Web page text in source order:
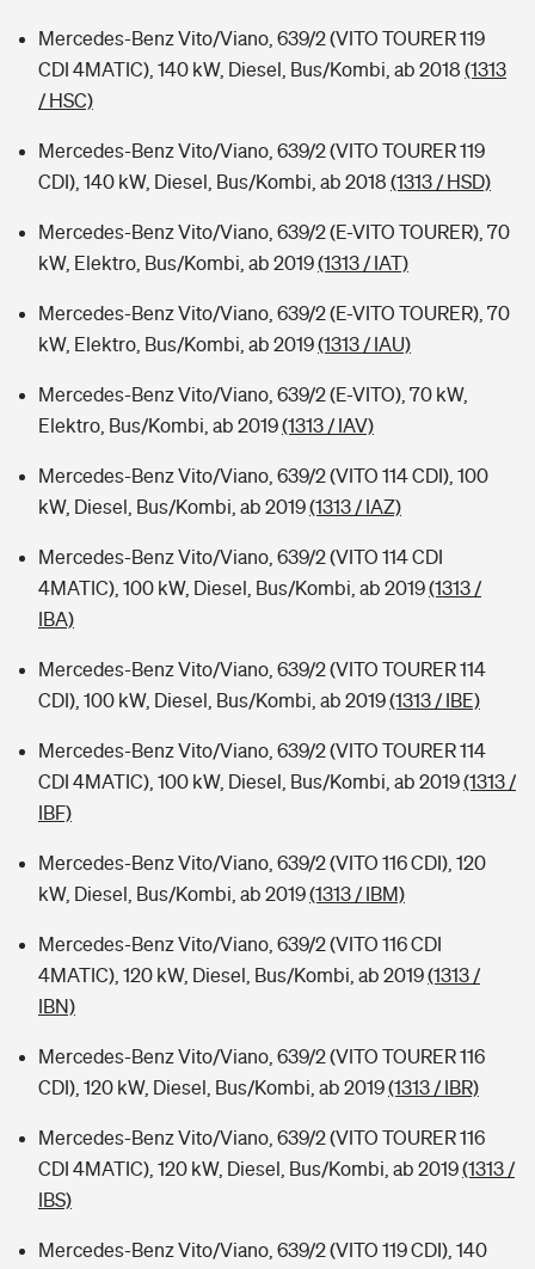
Mercedes-Benz Vito/Viano, 639/2 (VITO TOURER 119
CDI 4MATIC), 140 kW, Diesel, Bus/Kombi, ab 2018 (1313
/ HSC)
Mercedes-Benz Vito/Viano, 639/2 (VITO TOURER 119
CDI), 140 kW, Diesel, Bus/Kombi, ab 2018 (1313 / HSD)
Mercedes-Benz Vito/Viano, 639/2 (E-VITO TOURER), 70
kW, Elektro, Bus/Kombi, ab 2019(1313 / IAT)
Mercedes-Benz Vito/Viano, 639/2 (E-VITO TOURER), 70
kW, Elektro, Bus/Kombi, ab 2019(1313 / IAU)
Mercedes-Benz Vito/Viano, 639/2 (E-VITO), 70 kW,
Elektro, Bus/Kombi, ab 2019(1313 / IAV)
Mercedes-Benz Vito/Viano, 639/2 (VITO 114 CDI), 100
kW, Diesel, Bus/Kombi, ab 2019(1313 / IAZ)
Mercedes-Benz Vito/Viano, 639/2 (VITO 114 CDI
4MATIC), 100 kW, Diesel, Bus/Kombi, ab 2019(1313 /
IBA)
Mercedes-Benz Vito/Viano, 639/2 (VITO TOURER 114
CDI), 100 kW, Diesel, Bus/Kombi, ab 2019(1313 / IBE)
Mercedes-Benz Vito/Viano, 639/2 (VITO TOURER 114
CDI 4MATIC), 100 kW, Diesel, Bus/Kombi, ab 2019(1313 /
IBF)
Mercedes-Benz Vito/Viano, 639/2 (VITO 116 CDI), 120
kW, Diesel, Bus/Kombi, ab 2019(1313 / IBM)
Mercedes-Benz Vito/Viano, 639/2 (VITO 116 CDI
4MATIC), 120 kW, Diesel, Bus/Kombi, ab 2019(1313 /
IBN)
Mercedes-Benz Vito/Viano, 639/2 (VITO TOURER 116
CDI), 120 kW, Diesel, Bus/Kombi, ab 2019(1313 / IBR)
Mercedes-Benz Vito/Viano, 639/2 (VITO TOURER 116
CDI 4MATIC), 120 kW, Diesel, Bus/Kombi, ab 2019(1313 /
IBS)
Mercedes-Benz Vito/Viano, 639/2 (VITO 119 CDI), 140